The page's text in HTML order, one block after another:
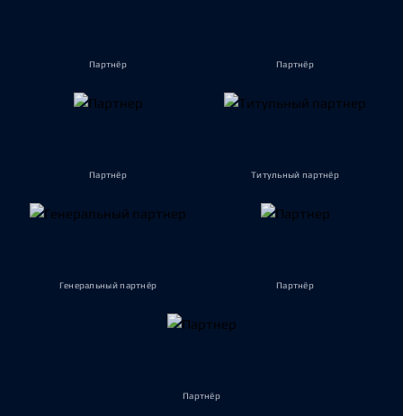
Партнёр Партнёр
Партнёр Титульный партнёр
Генеральный партнёр Партнёр
Партнёр